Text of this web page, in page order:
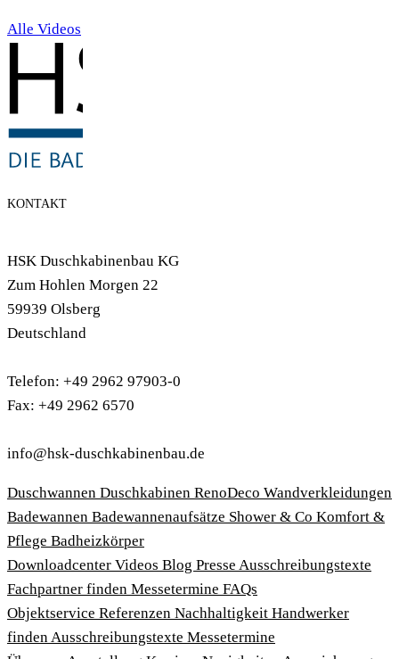
Alle Videos
KONTAKT
HSK Duschkabinenbau KG
Zum Hohlen Morgen 22
59939 Olsberg
Deutschland
Telefon: +49 2962 97903-0
Fax: +49 2962 6570
info@hsk-duschkabinenbau.de
Duschwannen Duschkabinen RenoDeco Wandverkleidungen
Badewannen Badewannenaufsätze Shower & Co Komfort &
Pflege Badheizkörper
Download­center Videos Blog Presse Ausschreibungstexte
Fachpartner finden Messetermine FAQs
Objektservice Referenzen Nachhaltigkeit Handwerker
findenAusschreibungstexte Messetermine